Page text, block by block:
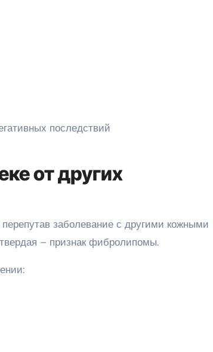
от других
заболевание с другими кожными
– признак фибролипомы.